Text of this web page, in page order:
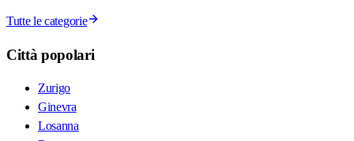
Tutte le categorie
Città popolari
Zurigo
Ginevra
Losanna